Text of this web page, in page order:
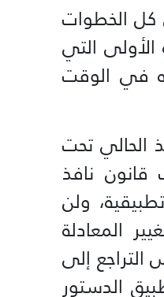
كل الخطوات
الأولى التي
في الوقت
الحالي تحت
هناك قانون نافذ
ولن
المعادلة
التراجع إلى
الدستور